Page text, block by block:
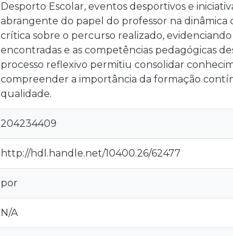
Desporto Escolar, eventos desportivos e
abrangente do papel do professor na dinâmica
crítica sobre o percurso realizado,
encontradas e as competências pedagógicas
processo reflexivo permitiu consolidar
compreender a importância da formação
qualidade.
204234409
http://hdl.handle.net/10400.26/62477
por
N/A